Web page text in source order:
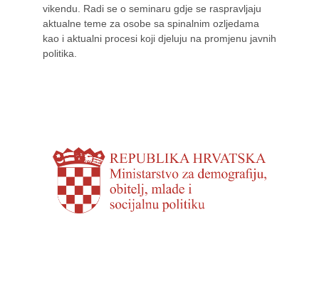
vikendu. Radi se o seminaru gdje se raspravljaju
aktualne teme za osobe sa spinalnim ozljedama
kao i aktualni procesi koji djeluju na promjenu javnih
politika.